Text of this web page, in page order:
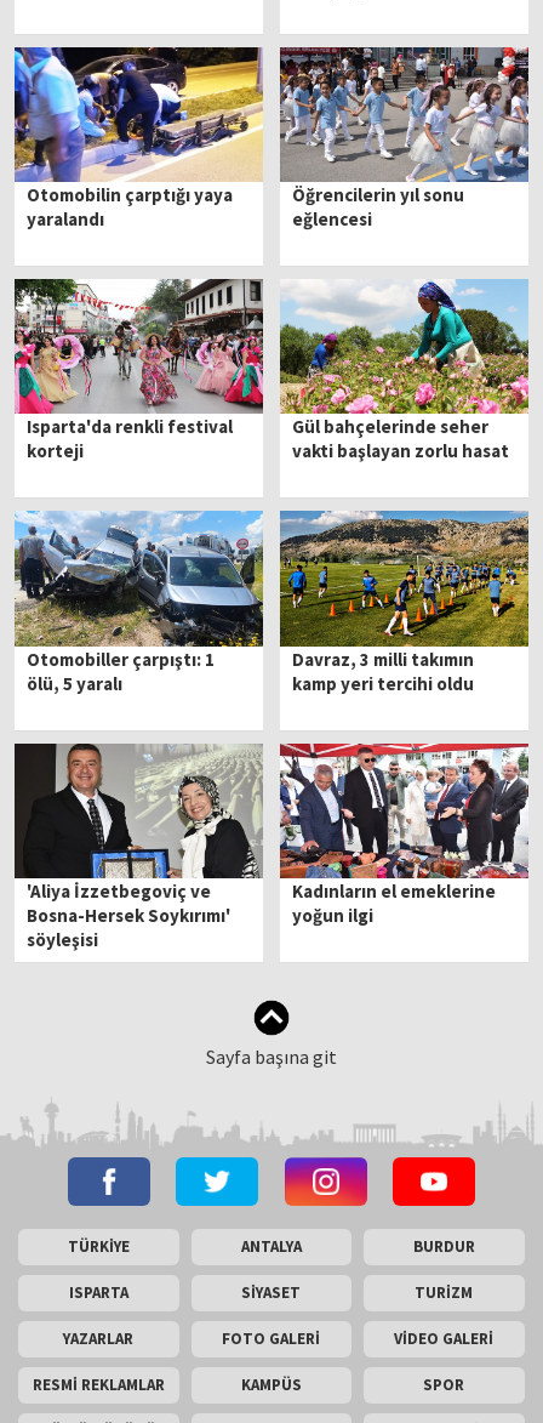
Otomobilin çarptığı yaya
yaralandı
Öğrencilerin yıl sonu
eğlencesi
Isparta'da renkli festival
korteji
Gül bahçelerinde seher
vakti başlayan zorlu hasat
Otomobiller çarpıştı: 1
ölü, 5 yaralı
Davraz, 3 milli takımın
kamp yeri tercihi oldu
'Aliya İzzetbegoviç ve
Bosna-Hersek Soykırımı'
söyleşisi
Kadınların el emeklerine
yoğun ilgi
Sayfa başına git
TÜRKİYE ANTALYA BURDUR
ISPARTA SİYASET TURİZM
YAZARLAR FOTO GALERİ VİDEO GALERİ
RESMİ REKLAMLAR KAMPÜS SPOR